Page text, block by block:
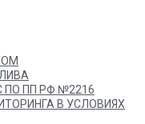
ПО ПП РФ №2216
В УСЛОВИЯХ